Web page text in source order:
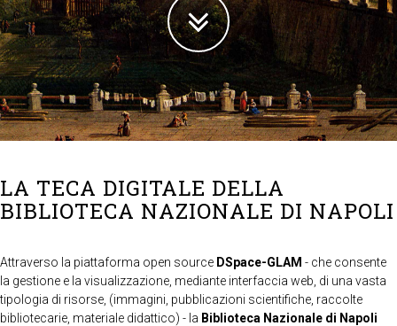
LA TECA DIGITALE DELLA
BIBLIOTECA NAZIONALE DI NAPOLI
Attraverso la piattaforma open source DSpace-GLAM - che consente
la gestione e la visualizzazione, mediante interfaccia web, di una vasta
tipologia di risorse, (immagini, pubblicazioni scientifiche, raccolte
bibliotecarie, materiale didattico) - la Biblioteca Nazionale di Napoli